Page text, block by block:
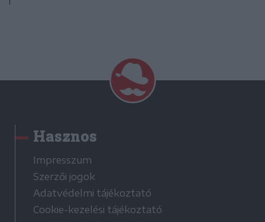
Hasznos
Impresszum
Szerzői jogok
Adatvédelmi tájékoztató
Cookie-kezelési tájékoztató